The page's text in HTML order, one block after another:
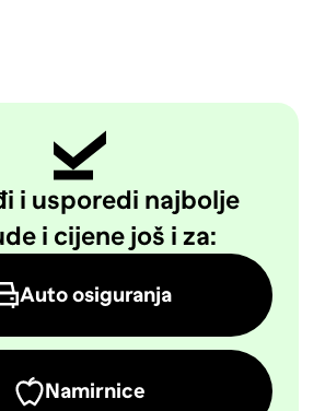
i usporedi najbolje
i cijene još i za:
Auto osiguranja
Namirnice